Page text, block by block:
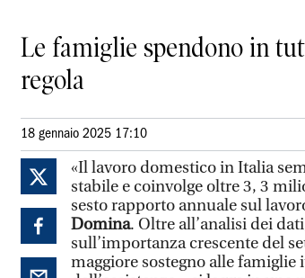
Le famiglie spendono in
regola
18 gennaio 2025 17:10
«Il lavoro domestico in Italia
stabile e coinvolge oltre 3, 3
sesto rapporto annuale sul
Domina. Oltre all’analisi dei
sull’importanza crescente del
maggiore sostegno alle famiglie